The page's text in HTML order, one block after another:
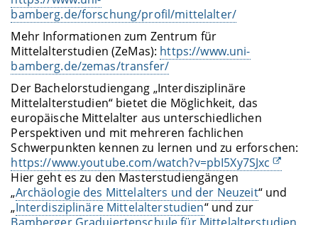
bamberg.de/forschung/profil/mittelalter/
Mehr Informationen zum Zentrum für
Mittelalterstudien (ZeMas): https://www.uni-
bamberg.de/zemas/transfer/
Der Bachelorstudiengang „Interdisziplinäre
Mittelalterstudien“ bietet die Möglichkeit, das
europäische Mittelalter aus unterschiedlichen
Perspektiven und mit mehreren fachlichen
Schwerpunkten kennen zu lernen und zu erforschen:
https://www.youtube.com/watch?v=pbI5Xy7SJxc
Hier geht es zu den Masterstudiengängen
„Archäologie des Mittelalters und der Neuzeit“ und
„Interdisziplinäre Mittelalterstudien“ und zur